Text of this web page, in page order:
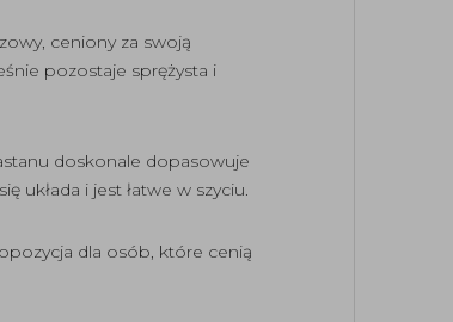
ceniony za swoją
pozostaje sprężysta i
doskonale dopasowuje
układa i jest łatwe w szyciu.
dla osób, które cenią